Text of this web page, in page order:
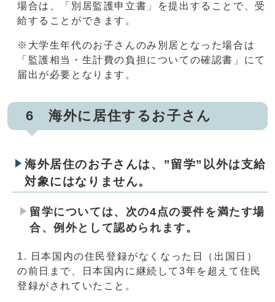
場合は、「別居監護申立書」を提出することで、受
給することができます。
※大学生年代のお子さんのみ別居となった場合は
「監護相当・生計費の負担についての確認書」にて
届出が必要となります。
6 海外に居住するお子さん
海外居住のお子さんは、”留学”以外は支給
対象にはなりません。
留学については、次の4点の要件を満たす場
合、例外として認められます。
日本国内の住民登録がなくなった日（出国日）
の前日まで、日本国内に継続して3年を超えて住民
登録がされていたこと。